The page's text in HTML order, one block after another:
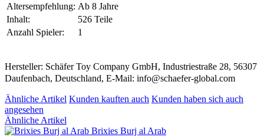
Altersempfehlung: Ab 8 Jahre
Inhalt:
526 Teile
Anzahl Spieler:
1
Hersteller: Schäfer Toy Company GmbH, Industriestraße 28, 56307
Daufenbach, Deutschland, E-Mail: info@schaefer-global.com
Ähnliche Artikel Kunden kauften auch Kunden haben sich auch
angesehen
Ähnliche Artikel
Brixies Burj al Arab